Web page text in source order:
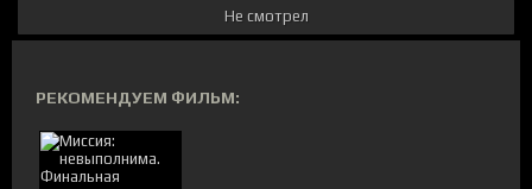
Не смотрел
РЕКОМЕНДУЕМ ФИЛЬМ: